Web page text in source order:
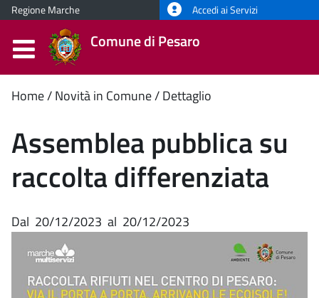
Regione Marche Accedi ai Servizi
Comune di Pesaro
Contenuto
principale
Home Novità in Comune Dettaglio
Assemblea pubblica su
raccolta differenziata
Dal 20/12/2023 al 20/12/2023